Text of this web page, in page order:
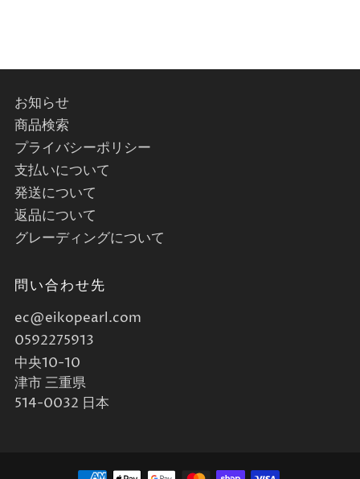
お知らせ
商品検索
プライバシーポリシー
支払いについて
発送について
返品について
グレーディングについて
問い合わせ先
ec@eikopearl.com
0592275913
中央10-10
津市 三重県
514-0032 日本